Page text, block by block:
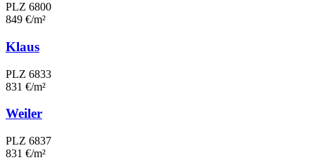
PLZ 6800
849 €/m²
Klaus
PLZ 6833
831 €/m²
Weiler
PLZ 6837
831 €/m²